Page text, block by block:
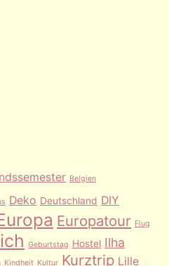
Belgien
Deko Deutschland DIY
Europatour Flug
Geburtstag Hostel Ilha
Kindheit Kultur Kurztrip Lille